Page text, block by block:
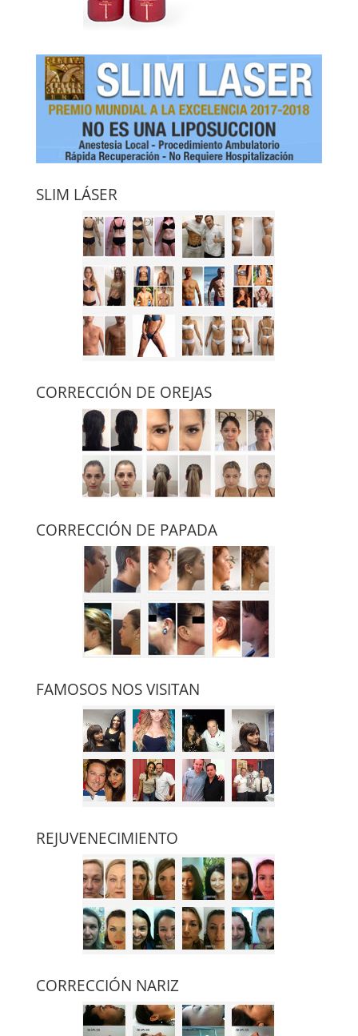
SLIM LÁSER
CORRECCIÓN DE OREJAS
CORRECCIÓN DE PAPADA
FAMOSOS NOS VISITAN
REJUVENECIMIENTO
CORRECCIÓN NARIZ